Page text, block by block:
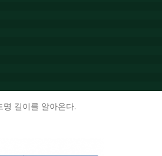
길이를 알아온다.